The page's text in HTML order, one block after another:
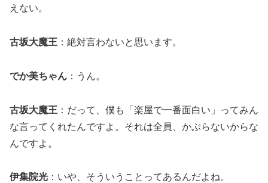
えない。
古坂大魔王 ：絶対言わないと思います。
でか美ちゃん ：うん。
古坂大魔王 ：だって、僕も「楽屋で一番面白い」ってみん
な言ってくれたんですよ。それは全員、かぶらないからな
んですよ。
伊集院光 ：いや、そういうことってあるんだよね。